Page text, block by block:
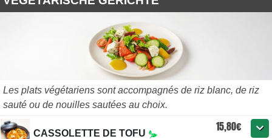
Les plats végétariens sont accompagnés de riz blanc, de riz
sauté ou de nouilles sautées au choix.
CASSOLETTE DE TOFU 15,80€